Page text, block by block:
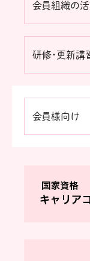
会員組織の
研修・更新講
会員様向け